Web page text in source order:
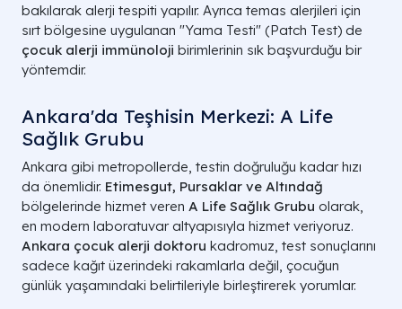
bakılarak alerji tespiti yapılır. Ayrıca temas alerjileri için
sırt bölgesine uygulanan "Yama Testi" (Patch Test) de
çocuk alerji immünoloji birimlerinin sık başvurduğu bir
yöntemdir.
Ankara'da Teşhisin Merkezi: A Life
Sağlık Grubu
Ankara gibi metropollerde, testin doğruluğu kadar hızı
da önemlidir. Etimesgut, Pursaklar ve Altındağ
bölgelerinde hizmet veren A Life Sağlık Grubu olarak,
en modern laboratuvar altyapısıyla hizmet veriyoruz.
Ankara çocuk alerji doktoru kadromuz, test sonuçlarını
sadece kağıt üzerindeki rakamlarla değil, çocuğun
günlük yaşamındaki belirtileriyle birleştirerek yorumlar.